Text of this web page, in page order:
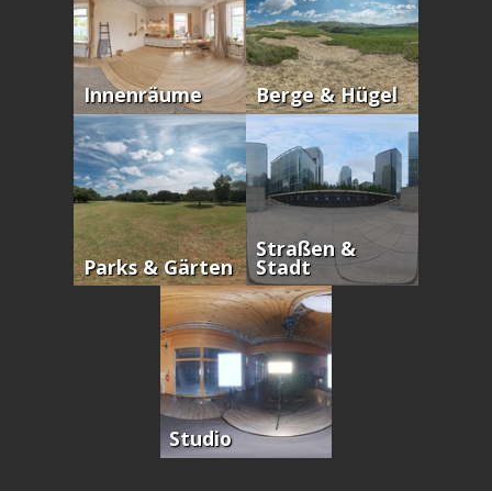
Innenräume Berge & Hügel
Parks & Gärten
Straßen &
Stadt
Studio